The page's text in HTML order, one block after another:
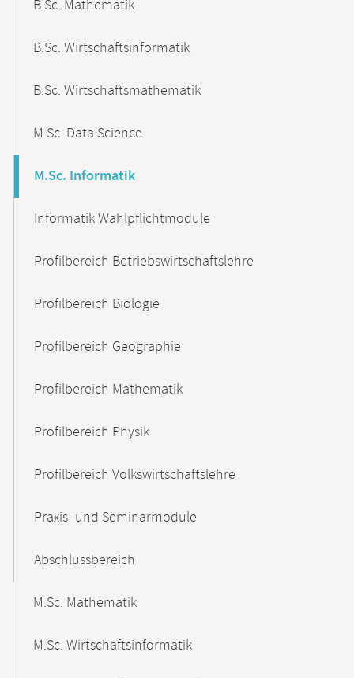
B.Sc. Mathematik
B.Sc. Wirtschaftsinformatik
B.Sc. Wirtschaftsmathematik
M.Sc. Data Science
M.Sc. Informatik
Informatik Wahlpflichtmodule
Profilbereich Betriebswirtschaftslehre
Profilbereich Biologie
Profilbereich Geographie
Profilbereich Mathematik
Profilbereich Physik
Profilbereich Volkswirtschaftslehre
Praxis- und Seminarmodule
Abschlussbereich
M.Sc. Mathematik
M.Sc. Wirtschaftsinformatik